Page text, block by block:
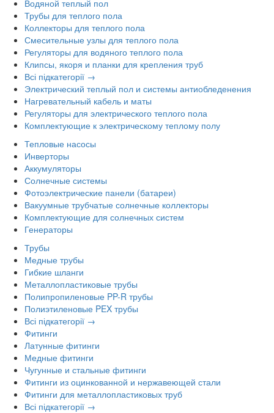
Водяной теплый пол
Трубы для теплого пола
Коллекторы для теплого пола
Смесительные узлы для теплого пола
Регуляторы для водяного теплого пола
Клипсы, якоря и планки для крепления труб
Всі підкатегорії →
Электрический теплый пол и системы антиобледенения
Нагревательный кабель и маты
Регуляторы для электрического теплого пола
Комплектующие к электрическому теплому полу
Тепловые насосы
Инверторы
Аккумуляторы
Солнечные системы
Фотоэлектрические панели (батареи)
Вакуумные трубчатые солнечные коллекторы
Комплектующие для солнечных систем
Генераторы
Трубы
Медные трубы
Гибкие шланги
Металлопластиковые трубы
Полипропиленовые PP-R трубы
Полиэтиленовые PEX трубы
Всі підкатегорії →
Фитинги
Латунные фитинги
Медные фитинги
Чугунные и стальные фитинги
Фитинги из оцинкованной и нержавеющей стали
Фитинги для металлопластиковых труб
Всі підкатегорії →